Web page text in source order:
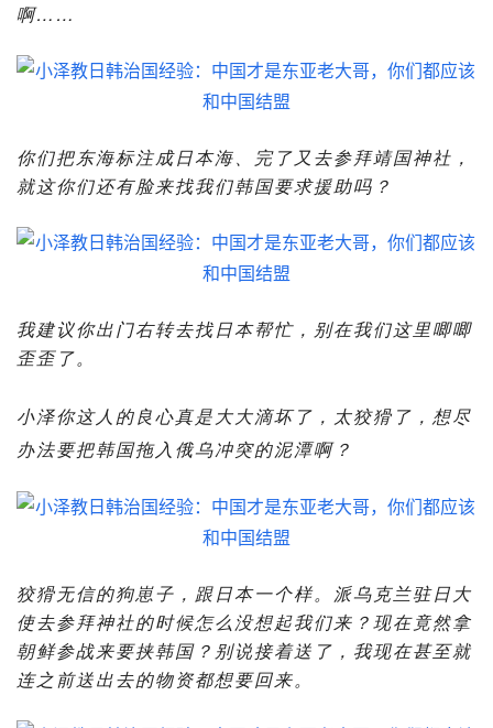
啊……
你们把东海标注成日本海、完了又去参拜靖国神社，
就这你们还有脸来找我们韩国要求援助吗？
我建议你出门右转去找日本帮忙，别在我们这里唧唧
歪歪了。
小泽你这人的良心真是大大滴坏了，太狡猾了，想尽
办法要把韩国拖入俄乌冲突的泥潭啊？
狡猾无信的狗崽子，跟日本一个样。派乌克兰驻日大
使去参拜神社的时候怎么没想起我们来？现在竟然拿
朝鲜参战来要挟韩国？别说接着送了，我现在甚至就
连之前送出去的物资都想要回来。